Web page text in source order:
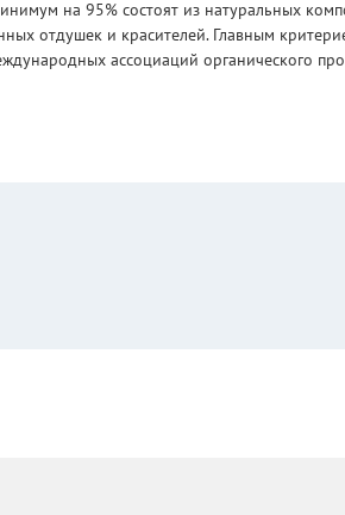
на 95% состоят из натуральных
отдушек и красителей. Главным
ассоциаций органического